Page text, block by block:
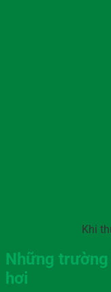
Khi
Những
hơi